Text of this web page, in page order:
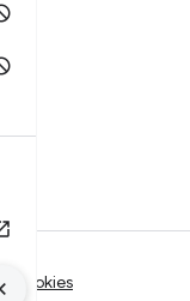
cookies